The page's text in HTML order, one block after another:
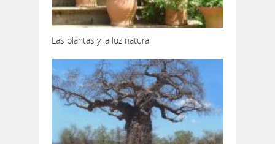
Las plantas y la luz natural